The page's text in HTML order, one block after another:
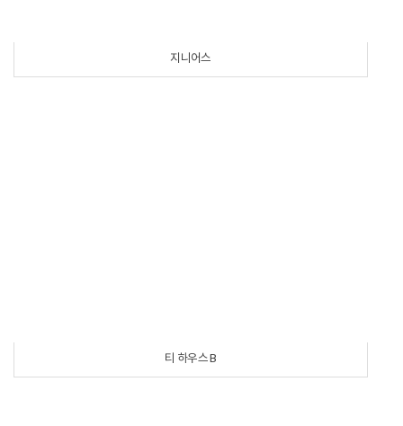
지니어스
티 하우스 B